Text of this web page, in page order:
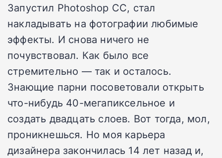
Запустил Photoshop СС, стал
накладывать на фотографии любимые
эффекты. И снова ничего не
почувствовал. Как было все
стремительно — так и осталось.
Знающие парни посоветовали открыть
что-нибудь 40-мегапиксельное и
создать двадцать слоев. Вот тогда, мол,
проникнешься. Но моя карьера
дизайнера закончилась 14 лет назад и,